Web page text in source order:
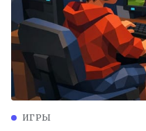
ИГРЫ